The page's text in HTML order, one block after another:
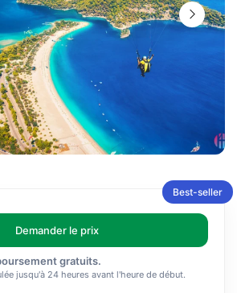
Best-seller
Demander le prix
gratuits.
jusqu'à 24 heures avant l'heure de début.